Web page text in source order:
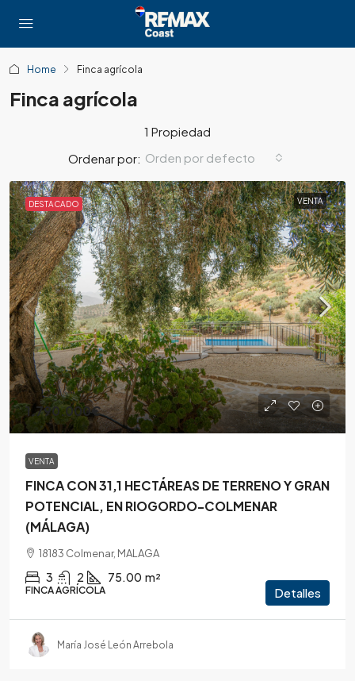
Home Finca agrícola
Finca agrícola
1 Propiedad
Ordenar por: Orden por defecto
DESTACADO VENTA
1.790.000€
VENTA
FINCA CON 31,1 HECTÁREAS DE TERRENO Y GRAN
POTENCIAL, EN RIOGORDO-COLMENAR
(MÁLAGA)
18183 Colmenar, MALAGA
3 2 75.00 m²
FINCA AGRÍCOLA Detalles
María José León Arrebola